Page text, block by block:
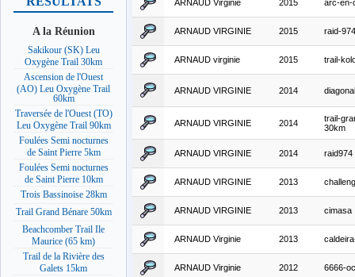
A la Réunion
Sakikour (SK) Leu
Oxygène Trail 30km
Ascension de l'Ouest
(AO) Leu Oxygène Trail
60km
Traversée de l'Ouest (TO)
Leu Oxygène Trail 90km
Foulées Semi nocturnes
de Saint Pierre 5km
Foulées Semi nocturnes
de Saint Pierre 10km
Trois Bassinoise 28km
Trail Grand Bénare 50km
Beachcomber Trail Ile
Maurice (65 km)
Trail de la Rivière des
Galets 15km
ARNAUD Virginie 2015 arc-en-
ARNAUD VIRGINIE 2015 raid-974
ARNAUD virginie 2015 trail-
ARNAUD VIRGINIE 2014
ARNAUD VIRGINIE 2014
trail-
30km
ARNAUD VIRGINIE 2014 raid974
ARNAUD VIRGINIE 2013
ARNAUD VIRGINIE 2013 cimasa
ARNAUD Virginie 2013
ARNAUD Virginie 2012 6666-